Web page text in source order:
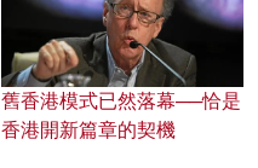
舊香港模式已然落幕──恰是
香港開新篇章的契機